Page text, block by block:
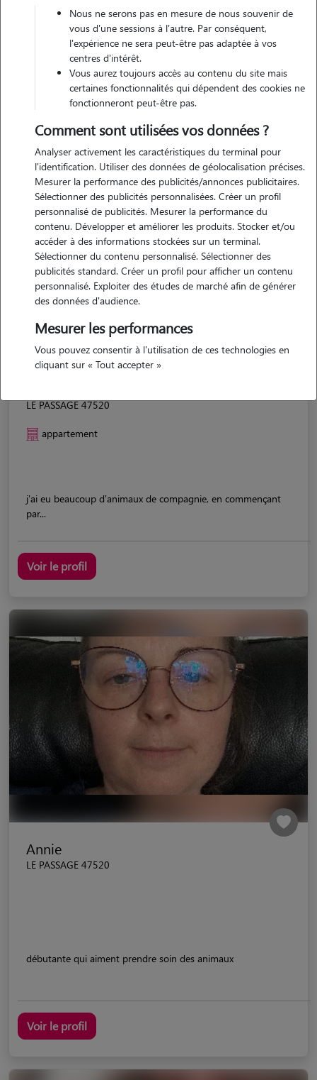
Lot-et-Garonne
Le Passage
Nos promeneurs et familles d'accueil
à Le Passage (47520)
LE PASSAGE 47520
appartement
j'ai eu beaucoup d'animaux de compagnie, en commençant
par...
Voir le profil
Annie
LE PASSAGE 47520
débutante qui aiment prendre soin des animaux
Voir le profil
Nous ne serons pas en mesure de nous souvenir de
vous d'une sessions à l'autre. Par conséquent,
l'expérience ne sera peut-être pas adaptée à vos
centres d'intérêt.
Vous aurez toujours accès au contenu du site mais
certaines fonctionnalités qui dépendent des cookies ne
fonctionneront peut-être pas.
Comment sont utilisées vos données ?
Analyser activement les caractéristiques du terminal pour
l'identification. Utiliser des données de géolocalisation précises.
Mesurer la performance des publicités/annonces publicitaires.
Sélectionner des publicités personnalisées. Créer un profil
personnalisé de publicités. Mesurer la performance du
contenu. Développer et améliorer les produits. Stocker et/ou
accéder à des informations stockées sur un terminal.
Sélectionner du contenu personnalisé. Sélectionner des
publicités standard. Créer un profil pour afficher un contenu
personnalisé. Exploiter des études de marché afin de générer
des données d'audience.
Mesurer les performances
Vous pouvez consentir à l'utilisation de ces technologies en
cliquant sur « Tout accepter »